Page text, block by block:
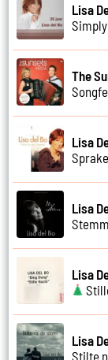
Lisa
The
Lisa
Lisa
Lisa
Lisa
Stilte